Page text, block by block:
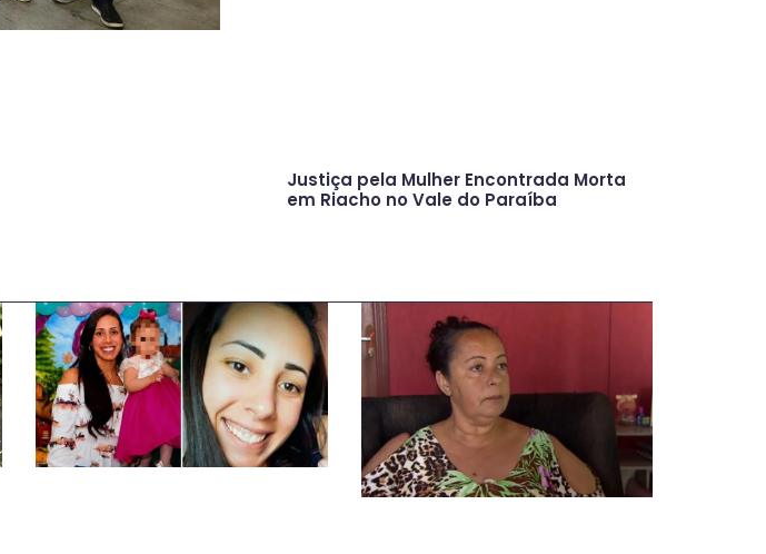
Justiça pela Mulher Encontrada Morta
em Riacho no Vale do Paraíba